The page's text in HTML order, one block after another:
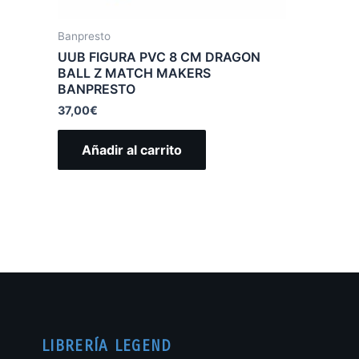
Banpresto
UUB FIGURA PVC 8 CM DRAGON
BALL Z MATCH MAKERS
BANPRESTO
37,00€
Añadir al carrito
LIBRERÍA LEGEND